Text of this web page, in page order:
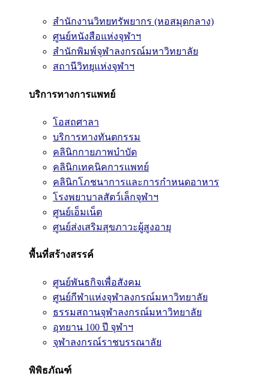
สำนักงานวิทยทรัพยากร (หอสมุดกลาง)
ศูนย์หนังสือแห่งจุฬาฯ
สำนักพิมพ์จุฬาลงกรณ์มหาวิทยาลัย
สถานีวิทยุแห่งจุฬาฯ
บริการทางการแพทย์
โอสถศาลา
บริการทางทันตกรรม
คลินิกกายภาพบำบัด
คลินิกเทคนิคการแพทย์
คลินิกโภชนาการและการกำหนดอาหาร
โรงพยาบาลสัตว์เล็กจุฬาฯ
ศูนย์เอ็มเน็ต
ศูนย์ส่งเสริมสุขภาวะผู้สูงอายุ
พื้นที่สร้างสรรค์
ศูนย์พันธกิจเพื่อสังคม
ศูนย์กีฬาแห่งจุฬาลงกรณ์มหาวิทยาลัย
ธรรมสถานจุฬาลงกรณ์มหาวิทยาลัย
อุทยาน 100 ปี จุฬาฯ
จุฬาลงกรณ์ราชบรรณาลัย
พิพิธภัณฑ์